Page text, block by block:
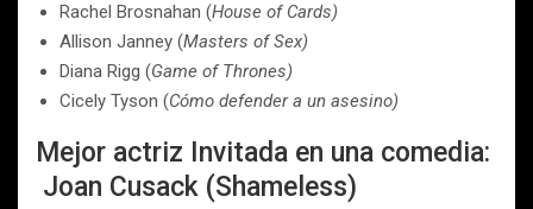
Rachel Brosnahan (House of Cards)
Allison Janney (Masters of Sex)
Diana Rigg (Game of Thrones)
Cicely Tyson (Cómo defender a un asesino)
Mejor actriz Invitada en una comedia:
Joan Cusack (Shameless)